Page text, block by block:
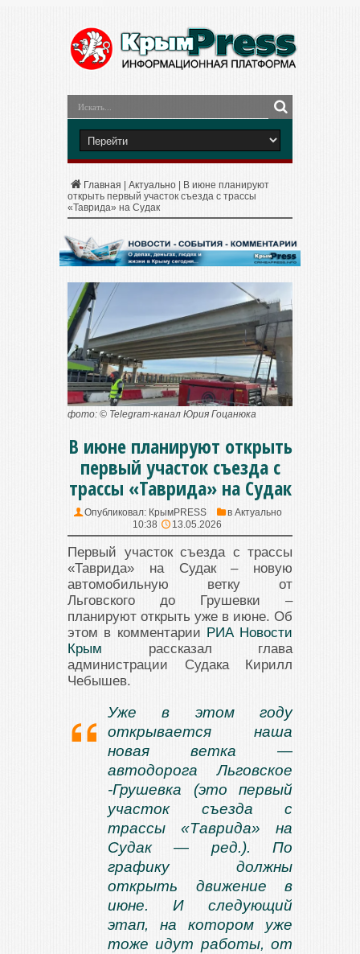
Главная Актуально
В июне планируют
открыть первый участок съезда с трассы
«Таврида» на Судак
фото: © Telegram-канал Юрия Гоцанюка
В июне планируют открыть
первый участок съезда с
трассы «Таврида» на Судак
Опубликовал: КрымPRESS в Актуально
10:38
13.05.2026
Первый участок съезда с трассы
«Таврида» на Судак – новую
автомобильную ветку от
Льговского до Грушевки –
планируют открыть уже в июне. Об
этом в комментарии РИА Новости
Крым рассказал глава
администрации Судака Кирилл
Чебышев.
Уже в этом году
открывается наша
новая ветка —
автодорога Льговское
-Грушевка (это первый
участок съезда с
трассы «Таврида» на
Судак — ред.). По
графику должны
открыть движение в
июне. И следующий
этап, на котором уже
тоже идут работы, от